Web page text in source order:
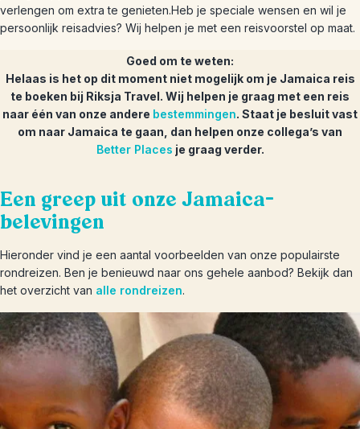
verlengen om extra te genieten.Heb je speciale wensen en wil je
persoonlijk reisadvies? Wij helpen je met een reisvoorstel op maat.
Goed om te weten:
Helaas is het op dit moment niet mogelijk om je Jamaica reis
te boeken bij Riksja Travel. Wij helpen je graag met een reis
naar één van onze andere bestemmingen. Staat je besluit vast
om naar Jamaica te gaan, dan helpen onze collega’s van
Better Places je graag verder.
Een greep uit onze Jamaica-
belevingen
Hieronder vind je een aantal voorbeelden van onze populairste
rondreizen. Ben je benieuwd naar ons gehele aanbod? Bekijk dan
het overzicht van alle rondreizen.